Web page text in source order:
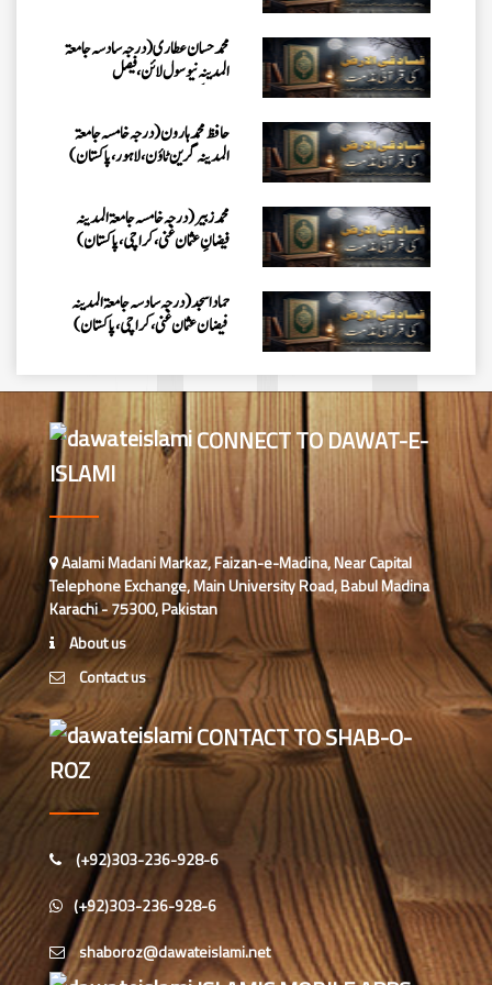
محمد حسان عطاری(درجہ سادسہ جامعۃ
المدينہ نيو سول لائن ،فیصل
حافظ محمد ہارون (درجہ خامسہ جامعۃ
المدینہ گرین ٹاؤن ،لاہور،پاکستا ن)
محمد زبیر (درجہ خامسہ جامعۃ المدینہ
فیضانِ عثمان غنی ،کراچی،پاکستان)
حماد اسجد(درجہ سادسہ جامعۃ المدينہ
فيضان عثمان غنى، کراچی،پاکستان)
نورالحق (درجہ سادسہ جامعۃ المدينہ
فيضان عثمان غنى ،کراچی،پاکستان)
محمد بلال (درجہ خامسہ جامعۃ المدینہ
فیضانِ عثمان غنی ،کراچی،پاکستان)
محمد عفان عطاری (درجہ ثانیہ
جامعۃالمدینہ فیضان عثمان غنی،
کراچی، پاکستان)
محمد مسعود(درجہ سابعہ جامعۃ المدینہ
فیضانِ مدینہ، کراچی،پاکستان)
عبد الباسط عطاری (درجہ سادسہ جامعۃ
المدینہ فیضان مدینہ، کراچی،پاکستان)
اسد (درجہ سادسہ جامعۃ المدینہ
فیضانِ بغداد، کراچی،پاکستان)
غلام مصطفی (درجہ سابعہ جامعۃ المدینہ
شیرانوالہ گیٹ ، لاہور،پاکستان)
CONNECT TO DAWAT-E-
ISLAMI
Aalami Madani Markaz, Faizan-e-Madina, Near Capital
Telephone Exchange, Main University Road, Babul Madina
Karachi - 75300, Pakistan
About us
Contact us
CONTACT TO SHAB-O-
ROZ
(+92)303-236-928-6
(+92)303-236-928-6